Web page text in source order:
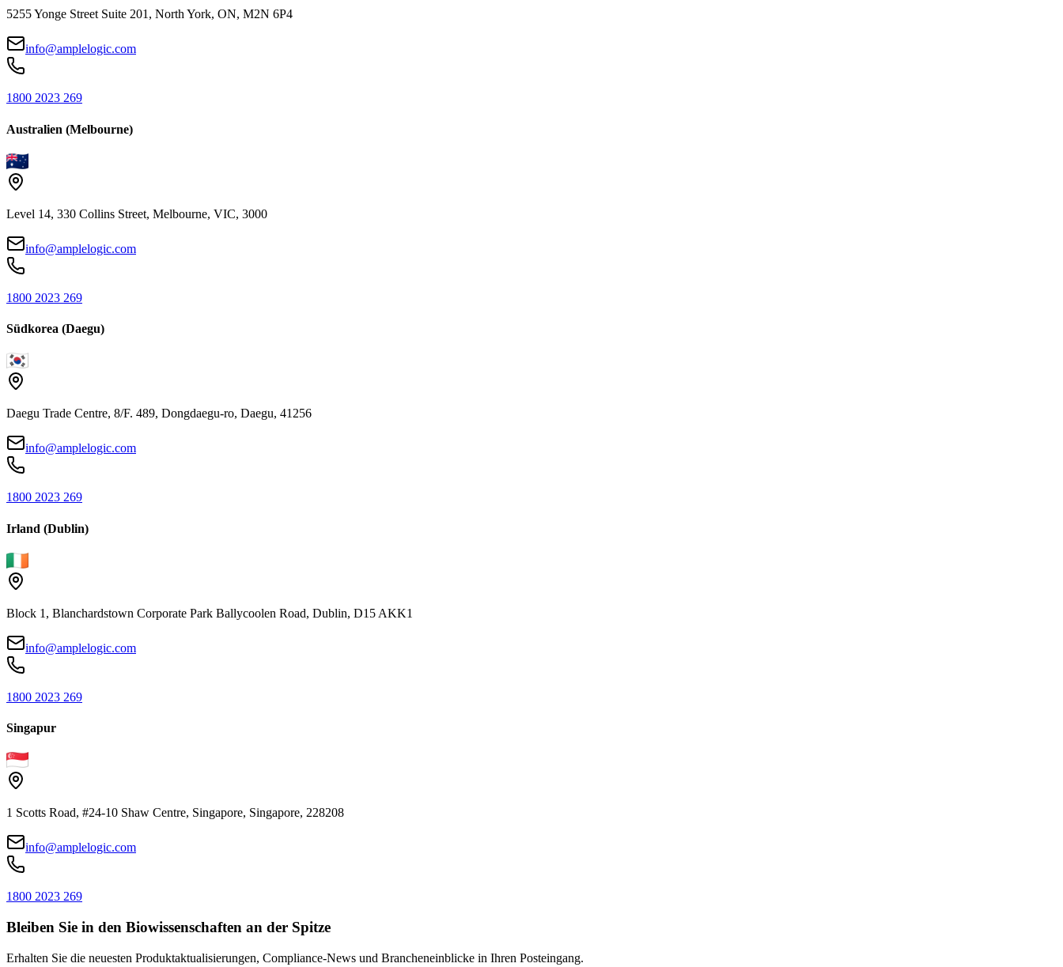
5255 Yonge Street Suite 201, North York, ON, M2N 6P4
info@amplelogic.com
1800 2023 269
Australien (Melbourne)
Level 14, 330 Collins Street, Melbourne, VIC, 3000
info@amplelogic.com
1800 2023 269
Südkorea (Daegu)
Daegu Trade Centre, 8/F. 489, Dongdaegu-ro, Daegu, 41256
info@amplelogic.com
1800 2023 269
Irland (Dublin)
Block 1, Blanchardstown Corporate Park Ballycoolen Road, Dublin, D15 AKK1
info@amplelogic.com
1800 2023 269
Singapur
1 Scotts Road, #24-10 Shaw Centre, Singapore, Singapore, 228208
info@amplelogic.com
1800 2023 269
Bleiben Sie in den Biowissenschaften an der Spitze
Erhalten Sie die neuesten Produktaktualisierungen, Compliance-News und Brancheneinblicke in Ihren Posteingang.